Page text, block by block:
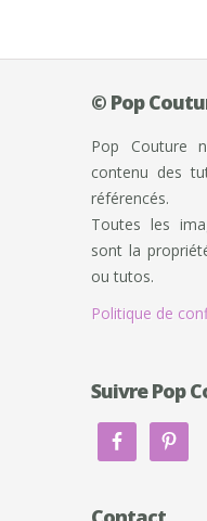
© Pop
Pop Couture
contenu des
référencés.
Toutes les
sont la
ou tutos.
Politique de
Suivre Pop